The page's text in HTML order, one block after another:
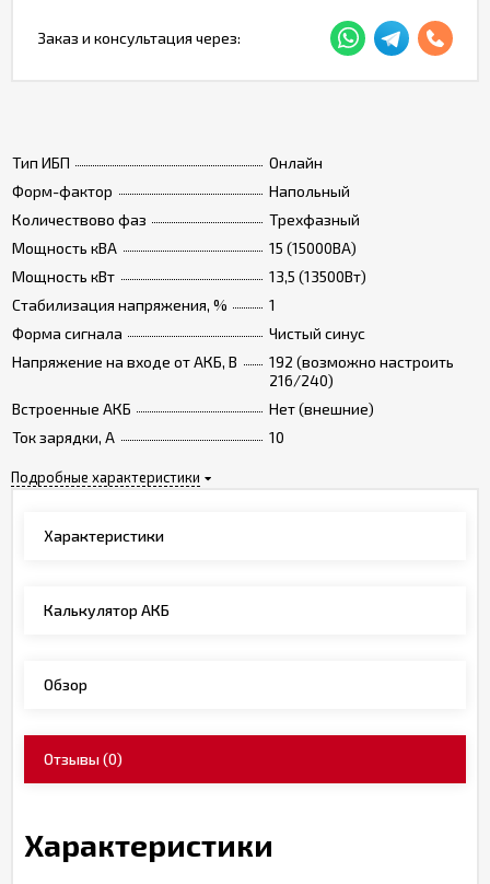
Тип ИБП
Онлайн
Форм-фактор
Напольный
Количествово фаз
Трехфазный
Мощность кВА
15 (15000ВА)
Мощность кВт
13,5 (13500Вт)
Стабилизация напряжения, %
1
Форма сигнала
Чистый синус
Напряжение на входе от АКБ, В
192 (возможно настроить
216/240)
Встроенные АКБ
Нет (внешние)
Ток зарядки, А
10
Подробные характеристики
Заказ и консультация через:
Характеристики
Калькулятор АКБ
Обзор
Отзывы(0)
Характеристики